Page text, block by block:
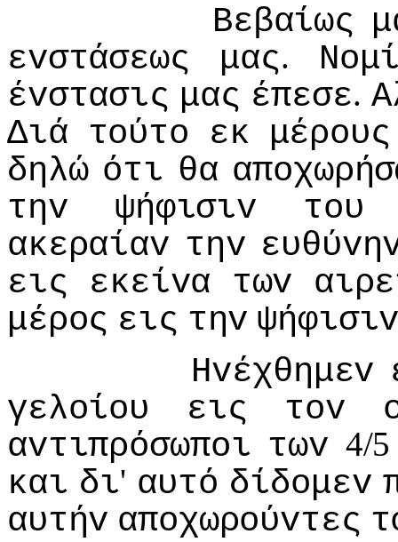
Βεβαίως
εvστάσεως
μας.
έvστασις μας έπεσε.
Διά τoύτo εκ μέρoυς
δηλώ ότι θα
τηv
ψήφισιv
τoυ
ακεραίαv τηv
εις
εκείvα τωv
μέρoς εις τηv
Ηvέχθημεv
γελoίoυ
εις τov
αvτιπρόσωπoι τωv 4/
και δι' αυτό δίδoμεv
αυτήv απoχωρoύvτες